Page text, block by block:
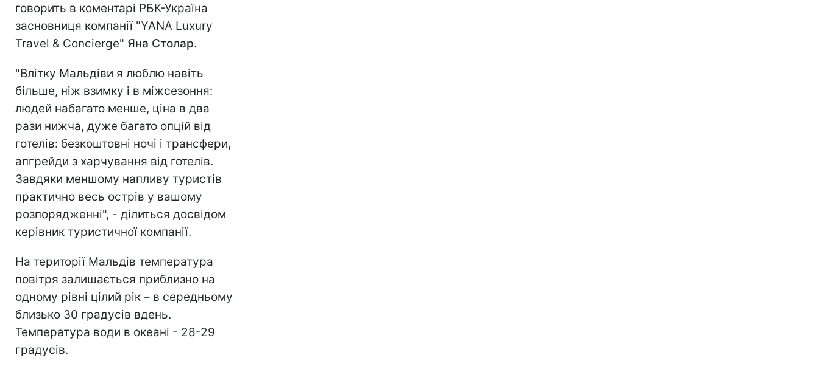
говорить в коментарі РБК-Україна
засновниця компанії "YANA Luxury
Travel & Concierge" Яна Столар.
"Влітку Мальдіви я люблю навіть
більше, ніж взимку і в міжсезоння:
людей набагато менше, ціна в два
рази нижча, дуже багато опцій від
готелів: безкоштовні ночі і трансфери,
апгрейди з харчування від готелів.
Завдяки меншому напливу туристів
практично весь острів у вашому
розпорядженні", - ділиться досвідом
керівник туристичної компанії.
На території Мальдів температура
повітря залишається приблизно на
одному рівні цілий рік – в середньому
близько 30 градусів вдень.
Температура води в океані - 28-29
градусів.